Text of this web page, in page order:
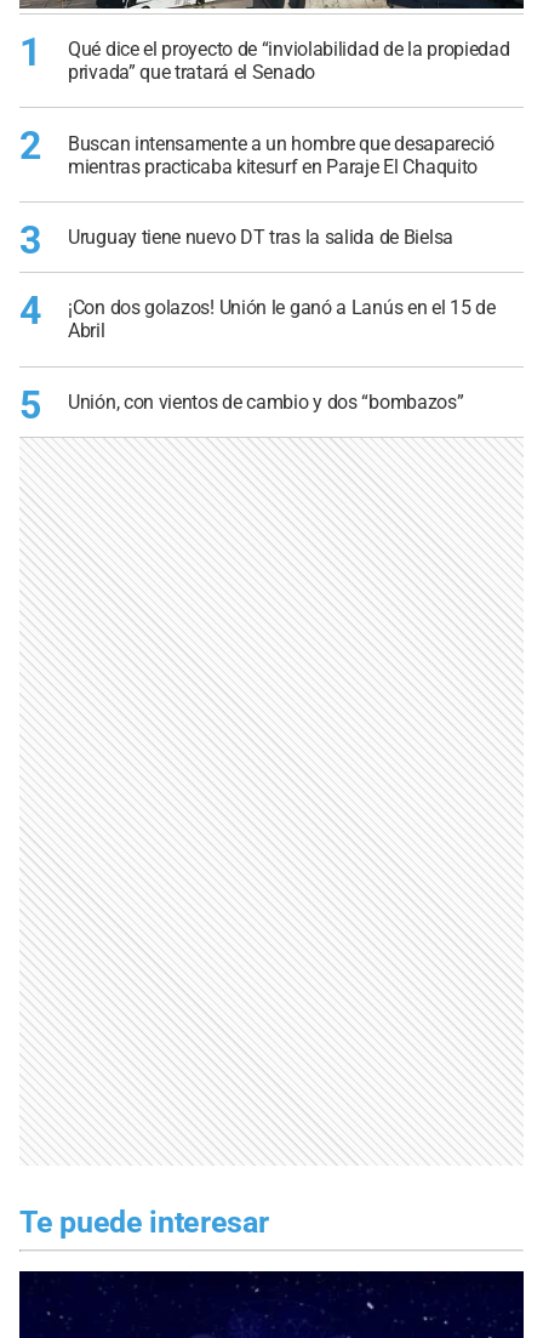
1
Qué dice el proyecto de “inviolabilidad de la propiedad
privada” que tratará el Senado
2
Buscan intensamente a un hombre que desapareció
mientras practicaba kitesurf en Paraje El Chaquito
3 Uruguay tiene nuevo DT tras la salida de Bielsa
4
¡Con dos golazos! Unión le ganó a Lanús en el 15 de
Abril
5 Unión, con vientos de cambio y dos “bombazos”
Te puede interesar